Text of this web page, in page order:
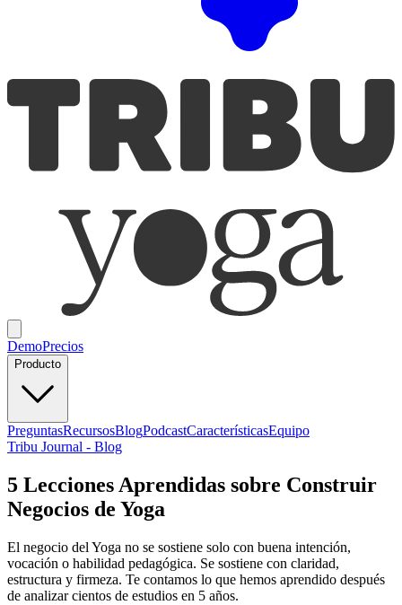
DemoPrecios
Producto
PreguntasRecursosBlogPodcastCaracterísticasEquipo
Tribu Journal - Blog
5 Lecciones Aprendidas sobre Construir
Negocios de Yoga
El negocio del Yoga no se sostiene solo con buena intención,
vocación o habilidad pedagógica. Se sostiene con claridad,
estructura y firmeza. Te contamos lo que hemos aprendido después
de analizar cientos de estudios en 5 años.